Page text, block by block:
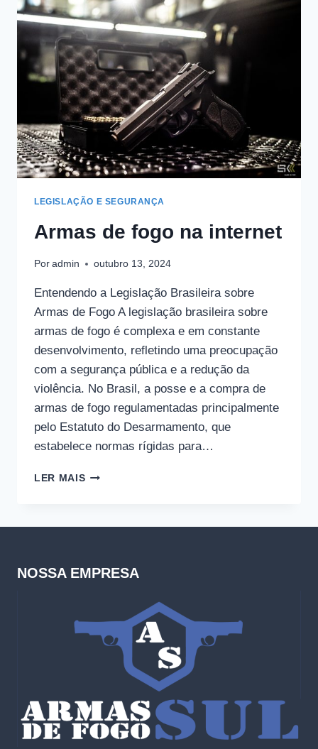
LEGISLAÇÃO E SEGURANÇA
Armas de fogo na internet
Por admin outubro 13, 2024
Entendendo a Legislação Brasileira sobre
Armas de Fogo A legislação brasileira sobre
armas de fogo é complexa e em constante
desenvolvimento, refletindo uma preocupação
com a segurança pública e a redução da
violência. No Brasil, a posse e a compra de
armas de fogo regulamentadas principalmente
pelo Estatuto do Desarmamento, que
estabelece normas rígidas para…
LER MAISARMAS
NOSSA EMPRESA